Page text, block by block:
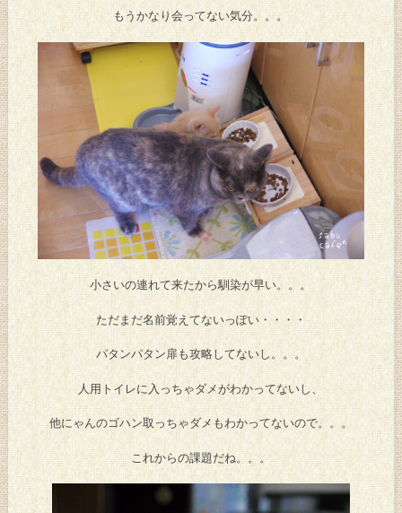
もうかなり会ってない気分。。。
小さいの連れて来たから馴染が早い。。。
ただまだ名前覚えてないっぽい・・・・
パタンパタン扉も攻略してないし。。。
人用トイレに入っちゃダメがわかってないし、
他にゃんのゴハン取っちゃダメもわかってないので。。。
これからの課題だね。。。